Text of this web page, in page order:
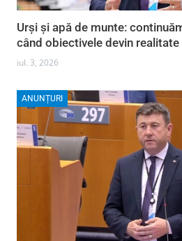
Urși și apă de munte:
când obiectivele devin realitate
iul. 3, 2026
ANUNȚURI